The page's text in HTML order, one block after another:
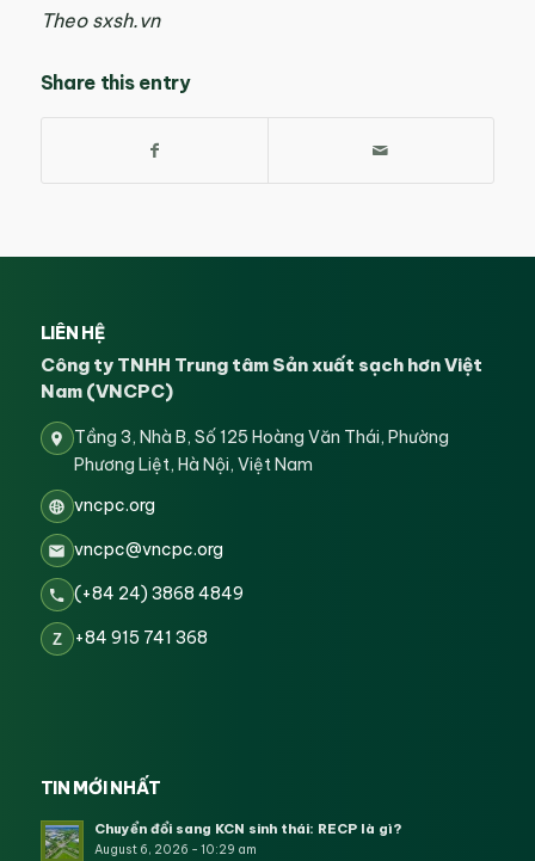
Theo sxsh.vn
Share this entry
LIÊN HỆ
Công ty TNHH Trung tâm Sản xuất sạch hơn Việt
Nam (VNCPC)
Tầng 3, Nhà B, Số 125 Hoàng Văn Thái, Phường
Phương Liệt, Hà Nội, Việt Nam
vncpc.org
vncpc@vncpc.org
(+84 24) 3868 4849
Z +84 915 741 368
TIN MỚI NHẤT
Chuyển đổi sang KCN sinh thái: RECP là gì?
August 6, 2026 - 10:29 am